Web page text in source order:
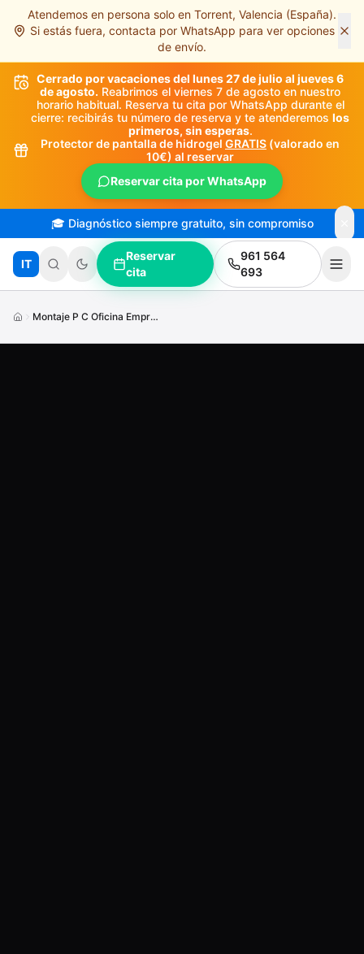
Saltar al contenido principal
Atendemos en persona solo en Torrent, Valencia (España).
Si estás fuera, contacta por WhatsApp para ver opciones
de envío.
Cerrado por vacaciones del lunes 27 de julio al jueves 6
de agosto. Reabrimos el viernes 7 de agosto en nuestro
horario habitual. Reserva tu cita por WhatsApp durante el
cierre: recibirás tu número de reserva y te atenderemos los
primeros, sin esperas.
Protector de pantalla de hidrogel GRATIS (valorado en
10€) al reservar
Reservar cita por WhatsApp
🎓 Diagnóstico siempre gratuito, sin compromiso
IT
Reservar
cita
961 564
693
Montaje P C Oficina Empresas